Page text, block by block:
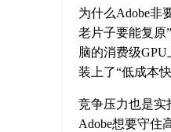
为什么Adobe非
老片子要能复原
脑的消费级
装上了“低成本快
竞争压力也是实
Adobe想要守住